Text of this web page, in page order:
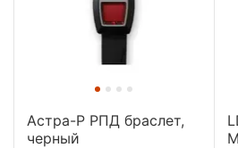
Астра-Р РПД браслет,
черный